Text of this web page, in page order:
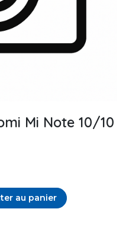
Mi Note 10/10
au panier